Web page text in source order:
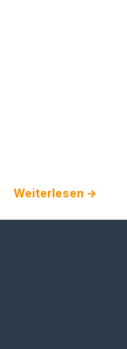
Weiterlesen →